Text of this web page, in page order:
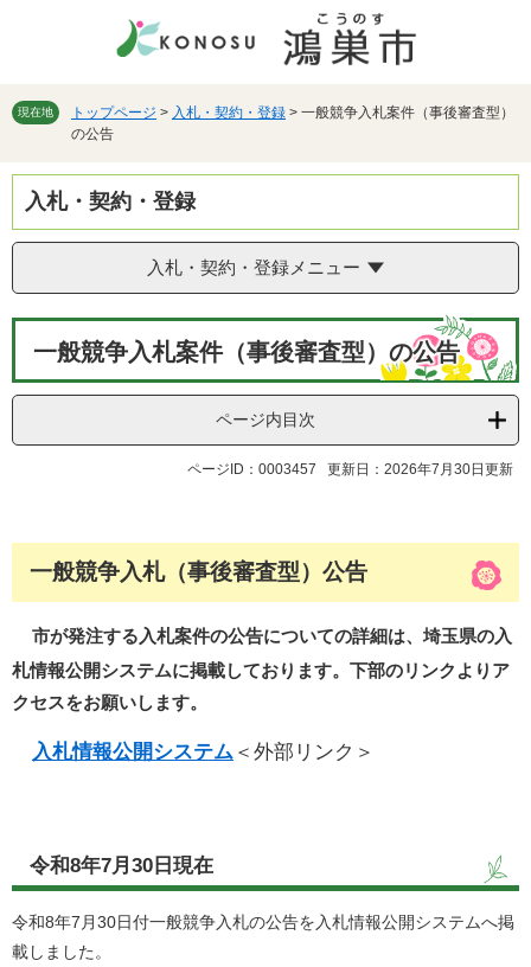
先
す。
を
本
へ
現在地 トップページ > 入札・契約・登録 > 一般競争入札案件（事後審査型）
の公告
入札・契約・登録
入札・契約・登録メニュー
一般競争入札案件（事後審査型）の公告
ページ内目次
ページID：0003457 更新日：2026年7月30日更新
一般競争入札（事後審査型）公告
市が発注する入札案件の公告についての詳細は、埼玉県の入
札情報公開システムに掲載しております。 下部のリンクよりア
クセスをお願いします。
入札情報公開システム ＜外部リンク＞
令和8年7月30日現在
令和8年7月30日付一般競争入札の公告を入札情報公開システムへ掲
載しました。